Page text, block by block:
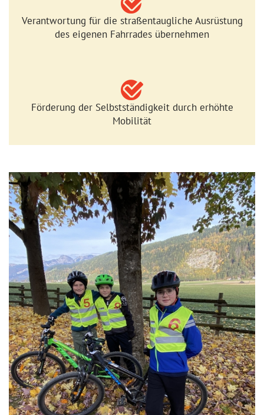
Verantwortung für die straßentaugliche Ausrüstung
des eigenen Fahrrades übernehmen
Förderung der Selbstständigkeit durch erhöhte
Mobilität